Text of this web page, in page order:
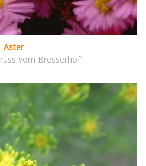
Aster
vom Bresserhof'